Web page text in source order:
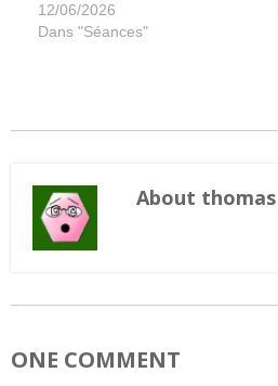
12/06/2026
Dans "Séances"
About thomas
ONE COMMENT